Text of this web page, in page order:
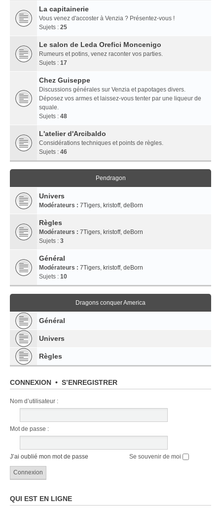
La capitainerie
Vous venez d'accoster à Venzia ? Présentez-vous !
Sujets : 25
Le salon de Leda Orefici Moncenigo
Rumeurs et potins, venez raconter vos parties.
Sujets : 17
Chez Guiseppe
Discussions générales sur Venzia et papotages divers.
Déposez vos armes et laissez-vous tenter par une liqueur de
squale.
Sujets : 48
L'atelier d'Arcibaldo
Considérations techniques et points de règles.
Sujets : 46
Pendragon
Univers
Modérateurs : 7Tigers, kristoff, deBorn
Règles
Modérateurs : 7Tigers, kristoff, deBorn
Sujets : 3
Général
Modérateurs : 7Tigers, kristoff, deBorn
Sujets : 10
Dragons conquer America
Général
Univers
Règles
CONNEXION • S’ENREGISTRER
Nom d’utilisateur :
Mot de passe :
J’ai oublié mon mot de passe Se souvenir de moi
QUI EST EN LIGNE